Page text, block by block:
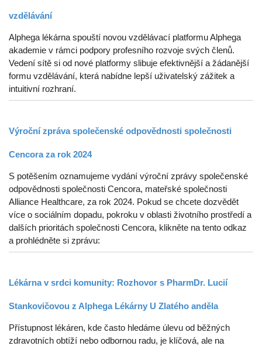
vzdělávání
Alphega lékárna spouští novou vzdělávací platformu Alphega
akademie v rámci podpory profesního rozvoje svých členů.
Vedení sítě si od nové platformy slibuje efektivnější a žádanější
formu vzdělávání, která nabídne lepší uživatelský zážitek a
intuitivní rozhraní.
Výroční zpráva společenské odpovědnosti společnosti
Cencora za rok 2024
S potěšením oznamujeme vydání výroční zprávy společenské
odpovědnosti společnosti Cencora, mateřské společnosti
Alliance Healthcare, za rok 2024. Pokud se chcete dozvědět
více o sociálním dopadu, pokroku v oblasti životního prostředí a
dalších prioritách společnosti Cencora, klikněte na tento odkaz
a prohlédněte si zprávu:
Lékárna v srdci komunity: Rozhovor s PharmDr. Lucií
Stankovičovou z Alphega Lékárny U Zlatého anděla
Přístupnost lékáren, kde často hledáme úlevu od běžných
zdravotních obtíží nebo odbornou radu, je klíčová, ale na